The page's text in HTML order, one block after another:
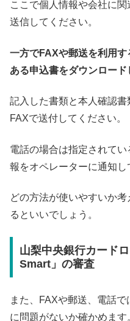
ここで個人情報や会社に関
送信してください。
一方でFAXや郵送を利用
ある申込書をダウンロード
記入した書類と本人確認
FAXで送付してください。
電話の場合は指定されて
報をオペレーターに通知し
どの方法が使いやすいか
るといいでしょう。
山梨中央銀行カード
Smart」の審査
また、FAXや郵送、電話
に問題がないか確かめます